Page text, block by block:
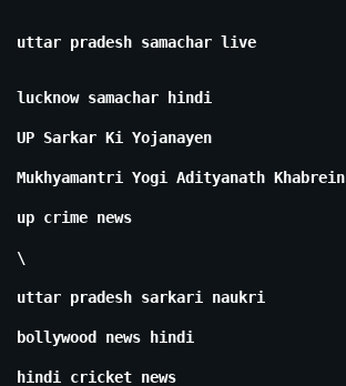
uttar pradesh samachar live
lucknow samachar hindi
UP Sarkar Ki Yojanayen
Mukhyamantri Yogi Adityanath Khabrein
up crime news
\
uttar pradesh sarkari naukri
bollywood news hindi
hindi cricket news